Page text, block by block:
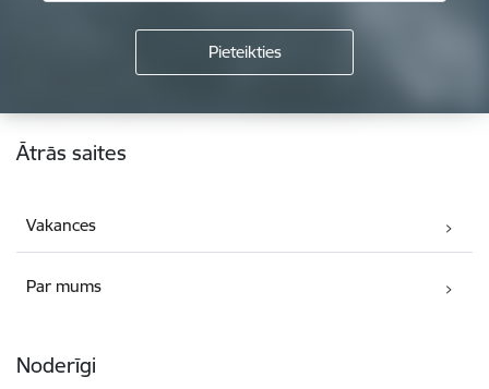
Kājene
Ātrās saites
Vakances
Par mums
Noderīgi